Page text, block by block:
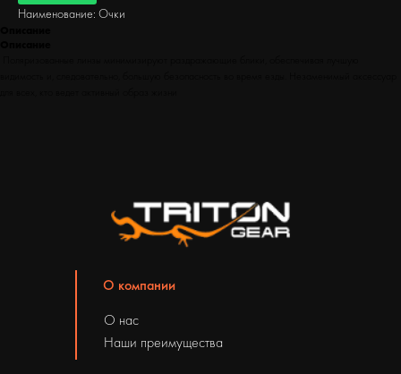
Наименование: Очки
О компании
О нас
Наши преимущества